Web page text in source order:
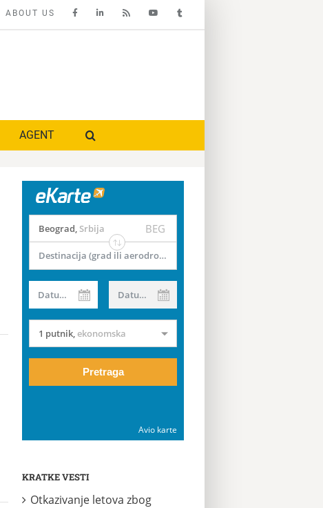
ABOUT US
AGENT
Beograd, Srbija BEG
Destinacija (grad ili aerodrom)
Datum od Datum do
1 putnik,ekonomska
Pretraga
Avio karte
KRATKE VESTI
Otkazivanje letova zbog